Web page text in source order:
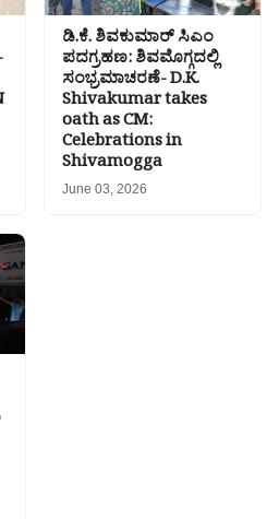
ಡಿ.ಕೆ. ಶಿವಕುಮಾರ್ ಸಿಎಂ
ಪದಗ್ರಹಣ: ಶಿವಮೊಗ್ಗದಲ್ಲಿ
ಸಂಭ್ರಮಾಚರಣೆ- D.K.
Shivakumar takes
oath as CM:
Celebrations in
Shivamogga
June 03, 2026